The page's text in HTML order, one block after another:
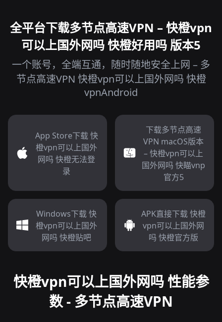
全平台下载多节点高速VPN – 快橙vpn
可以上国外网吗 快橙好用吗 版本5
一个账号，全端互通，随时随地安全上网 – 多
节点高速VPN 快橙vpn可以上国外网吗 快橙
vpnAndroid
App Store下载 快
橙vpn可以上国外
网吗 快橙无法登
录
下载多节点高速
VPN macOS版本
– 快橙vpn可以上
国外网吗 快瞄vnp
官方5
Windows下载 快
橙vpn可以上国外
网吗 快橙贴吧
APK直接下载 快橙
vpn可以上国外网
吗 快橙官方版
快橙vpn可以上国外网吗 性能参
数 - 多节点高速VPN